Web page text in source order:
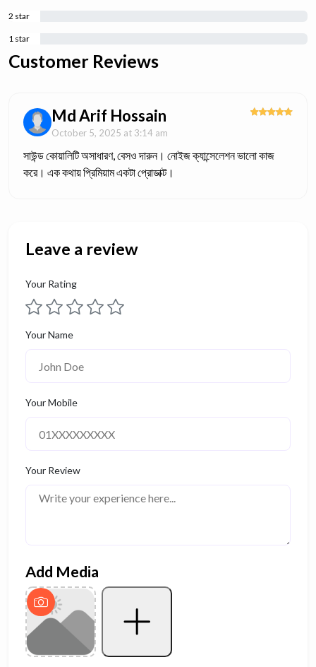
Customer Reviews
Md Arif Hossain
October 5, 2025 at 3:14 am
সাউন্ড কোয়ালিটি অসাধারণ, বেসও দারুন। নোইজ ক্যান্সেলেশন ভালো কাজ
করে। এক কথায় প্রিমিয়াম একটা প্রোডাক্ট।
2 star
1 star
Leave a review
Your Rating
Your Name
Your Mobile
Your Review
Add Media